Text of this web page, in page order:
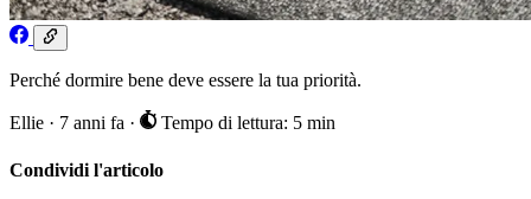
Perché dormire bene deve essere la tua priorità.
Ellie · 7 anni fa · Tempo di lettura: 5 min
Condividi l'articolo